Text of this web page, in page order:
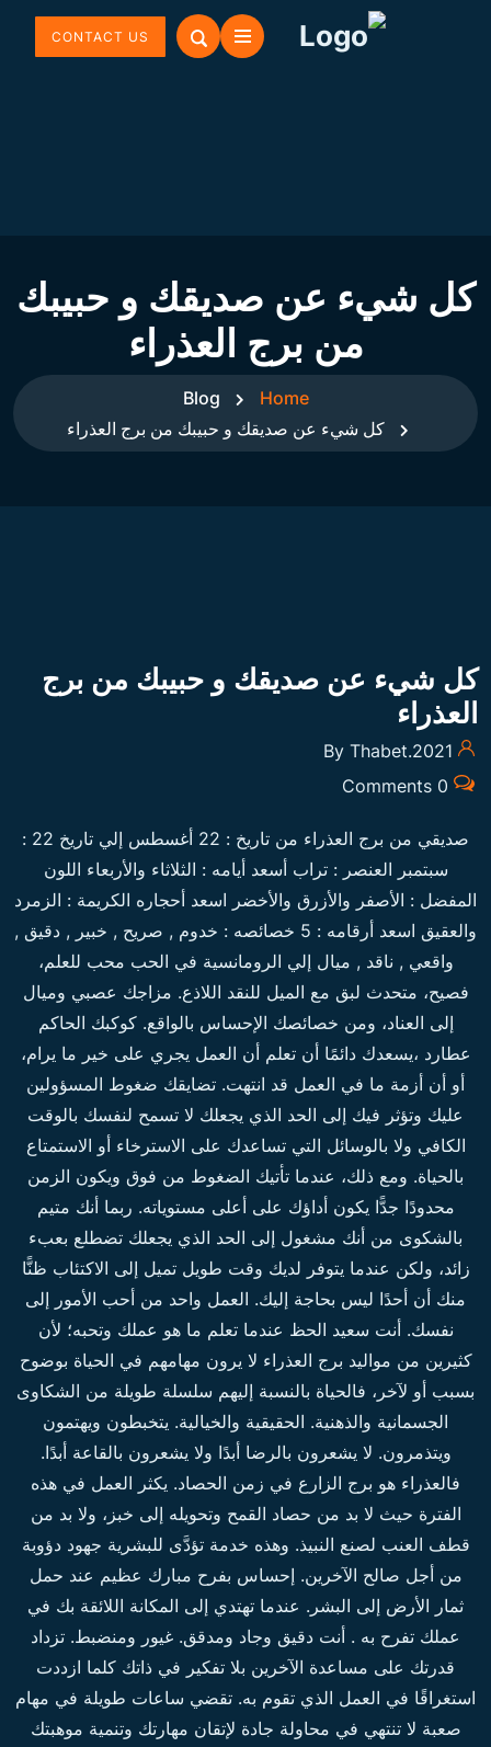
CONTACT US
كل شيء عن صديقك و حبيبك
من برج العذراء
Home
Blog
كل شيء عن صديقك و حبيبك من برج العذراء
كل شيء عن صديقك و حبيبك من برج
العذراء
0 Comments
صديقي من برج العذراء من تاريخ : 22 أغسطس إلي تاريخ 22 :
سبتمبر العنصر : تراب أسعد أيامه : الثلاثاء والأربعاء اللون
المفضل : الأصفر والأزرق والأخضر اسعد أحجاره الكريمة : الزمرد
والعقيق اسعد أرقامه : 5 خصائصه : خدوم , صريح , خبير , دقيق ,
واقعي , ناقد , ميال إلي الرومانسية في الحب محب للعلم،
فصيح، متحدث لبق مع الميل للنقد اللاذع. مزاجك عصبي وميال
إلى العناد، ومن خصائصك الإحساس بالواقع. كوكبك الحاكم
عطارد ،يسعدك دائمًا أن تعلم أن العمل يجري على خير ما يرام،
أو أن أزمة ما في العمل قد انتهت. تضايقك ضغوط المسؤولين
عليك وتؤثر فيك إلى الحد الذي يجعلك لا تسمح لنفسك بالوقت
الكافي ولا بالوسائل التي تساعدك على الاسترخاء أو الاستمتاع
بالحياة. ومع ذلك، عندما تأتيك الضغوط من فوق ويكون الزمن
محدودًا جدًّا يكون أداؤك على أعلى مستوياته. ربما أنك متيم
بالشكوى من أنك مشغول إلى الحد الذي يجعلك تضطلع بعبء
زائد، ولكن عندما يتوفر لديك وقت طويل تميل إلى الاكتئاب ظنًّا
منك أن أحدًا ليس بحاجة إليك. العمل واحد من أحب الأمور إلى
نفسك. أنت سعيد الحظ عندما تعلم ما هو عملك وتحبه؛ لأن
كثيرين من مواليد برج العذراء لا يرون مهامهم في الحياة بوضوح
بسبب أو لآخر، فالحياة بالنسبة إليهم سلسلة طويلة من الشكاوى
الجسمانية والذهنية. الحقيقية والخيالية. يتخبطون ويهتمون
ويتذمرون. لا يشعرون بالرضا أبدًا ولا يشعرون بالقاعة أبدًا.
فالعذراء هو برج الزارع في زمن الحصاد. يكثر العمل في هذه
الفترة حيث لا بد من حصاد القمح وتحويله إلى خبز، ولا بد من
قطف العنب لصنع النبيذ. وهذه خدمة تؤدَّى للبشرية جهود دؤوبة
من أجل صالح الآخرين. إحساس بفرح مبارك عظيم عند حمل
ثمار الأرض إلى البشر. عندما تهتدي إلى المكانة اللائقة بك في
عملك تفرح به . أنت دقيق وجاد ومدقق. غيور ومنضبط. تزداد
قدرتك على مساعدة الآخرين بلا تفكير في ذاتك كلما ازددت
استغراقًا في العمل الذي تقوم به. تقضي ساعات طويلة في مهام
صعبة لا تنتهي في محاولة جادة لإتقان مهارتك وتنمية موهبتك